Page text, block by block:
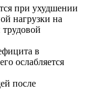
при ухудшении
нагрузки на
в
ослабляется
после